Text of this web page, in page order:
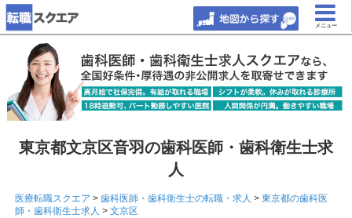
メニュー
東京都文京区音羽の歯科医師・歯科衛生士求
人
医療転職スクエア > 歯科医師・歯科衛生士の転職・求人 > 東京都の歯科医
師・歯科衛生士求人 > 文京区